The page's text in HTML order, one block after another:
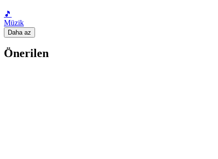
🎵
Müzik
Daha az
Önerilen